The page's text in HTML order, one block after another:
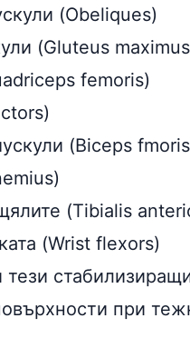
(Obeliques)
(Gluteus
femoris)
(Biceps
(Tibialis
(Wrist flexors)
тези
при